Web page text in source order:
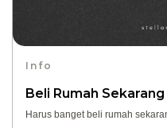
Info
Beli Rumah Sekarang
Harus banget beli rumah